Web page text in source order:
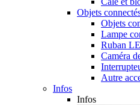
Objets
Objets
Lampe
Ruban
Caméra
Autre
Infos
Infos